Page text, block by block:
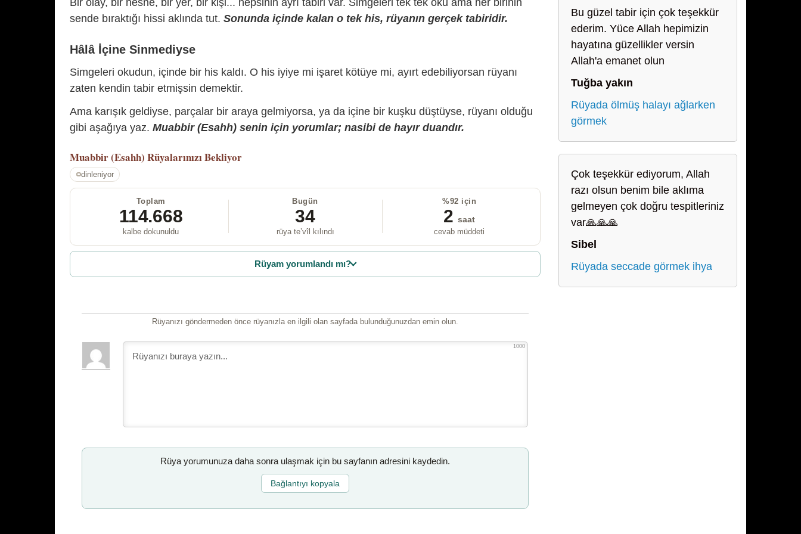
sende bıraktığı hissi aklında tut. Sonunda içinde kalan o tek his, rüyanın gerçek tabiridir.
Hâlâ İçine Sinmediyse
Simgeleri okudun, içinde bir his kaldı. O his iyiye mi işaret kötüye mi, ayırt edebiliyorsan rüyanı
zaten kendin tabir etmişsin demektir.
Ama karışık geldiyse, parçalar bir araya gelmiyorsa, ya da içine bir kuşku düştüyse, rüyanı olduğu
gibi aşağıya yaz. Muabbir (Esahh) senin için yorumlar; nasibi de hayır duandır.
Muabbir (Esahh) Rüyalarınızı Bekliyor
dinleniyor
Toplam
114.668
kalbe dokunuldu
Bugün
34
rüya te’vîl kılındı
%92 için
2 saat
cevab müddeti
Rüyam yorumlandı mı?
Rüyanızı göndermeden önce rüyanızla en ilgili olan sayfada bulunduğunuzdan emin olun.
1000
Rüya yorumunuza daha sonra ulaşmak için bu sayfanın adresini kaydedin.
Bağlantıyı kopyala
Bu güzel tabir için çok teşekkür
ederim. Yüce Allah hepimizin
hayatına güzellikler versin
Allah'a emanet olun
Tuğba yakın
Rüyada ölmüş halayı ağlarken
görmek
Çok teşekkür ediyorum, Allah
razı olsun benim bile aklıma
gelmeyen çok doğru tespitleriniz
var🙏🙏🙏
Sibel
Rüyada seccade görmek ihya